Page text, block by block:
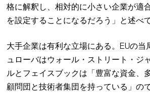
格に解釈し、相対的に小さい企業が適
を設定することになるだろう」と述べ
大手企業は有利な立場にある。EUの当
ュローバはウォール・ストリート・ジ
ルとフェイスブックは「豊富な資金、
顧問団と技術者集団を持っている」の